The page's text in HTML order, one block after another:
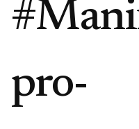
#
pro-